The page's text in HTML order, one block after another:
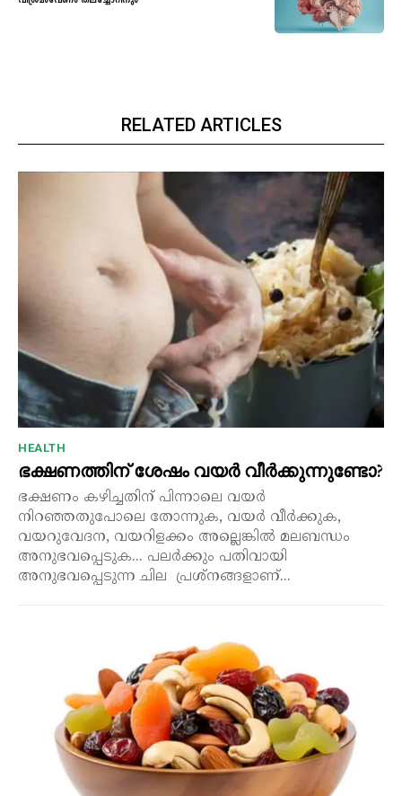
RELATED ARTICLES
HEALTH
ഭക്ഷണത്തിന് ശേഷം വയർ വീർക്കുന്നുണ്ടോ?
ഭക്ഷണം കഴിച്ചതിന് പിന്നാലെ വയർ
നിറഞ്ഞതുപോലെ തോന്നുക, വയർ വീർക്കുക,
വയറുവേദന, വയറിളക്കം അല്ലെങ്കിൽ മലബന്ധം
അനുഭവപ്പെടുക... പലർക്കും പതിവായി
അനുഭവപ്പെടുന്ന ചില പ്രശ്നങ്ങളാണ്...